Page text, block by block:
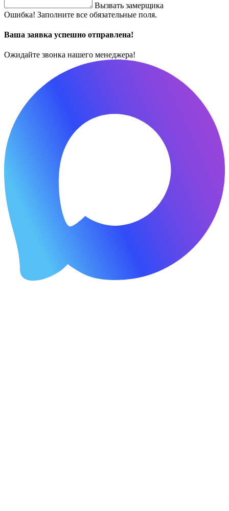
Вызвать замерщика
Ошибка! Заполните все обязательные поля.
Ваша заявка успешно отправлена!
Ожидайте звонка нашего менеджера!